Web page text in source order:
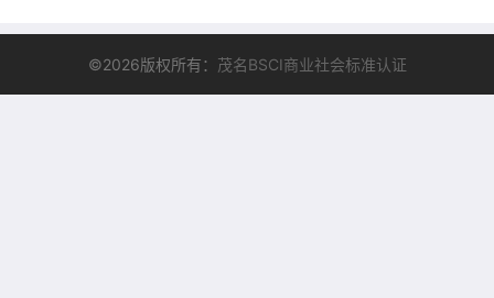
©2026版权所有： 茂名BSCI商业社会标准认证